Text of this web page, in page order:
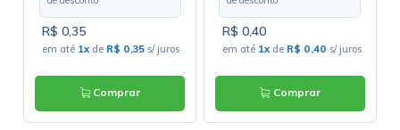
R$ 0,35
em até 1x de R$ 0,35 s/ juros
Comprar
R$ 0,40
em até 1x de R$ 0,40 s/ juros
Comprar